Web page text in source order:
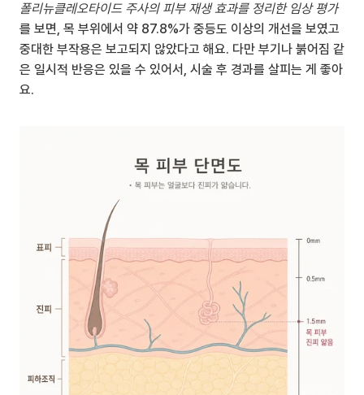
폴리뉴클레오타이드 주사의 피부 재생 효과를 정리한 임상 평가
를 보면, 목 부위에서 약 87.8%가 중등도 이상의 개선을 보였고
중대한 부작용은 보고되지 않았다고 해요. 다만 부기나 붉어짐 같
은 일시적 반응은 있을 수 있어서, 시술 후 경과를 살피는 게 좋아
요.